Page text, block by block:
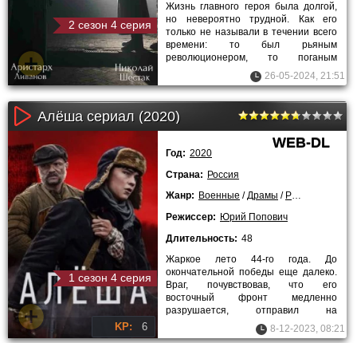
2 сезон 4 серия
Жизнь главного героя была долгой,
но невероятно трудной. Как его
только не называли в течении всего
времени: то был рьяным
революционером, то поганым
террористом в глазах действующей
26-05-2024, 21:51
Алёша сериал (2020)
1 сезон 4 серия
KP: 6
WEB-DL
Год: 2020
Страна: Россия
Жанр: Военные /Драмы / Русские
Режиссер: Юрий Попович
Длительность: 48
Жаркое лето 44-го года. До
окончательной победы еще далеко.
Враг, почувствовав, что его
восточный фронт медленно
разрушается, отправил на
передовую самые отборные
резервы, чтобы попытаться
8-12-2023, 08:21